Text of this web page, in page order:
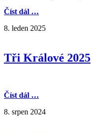
Číst dál …
8. leden 2025
Tři Králové 2025
Číst dál …
8. srpen 2024